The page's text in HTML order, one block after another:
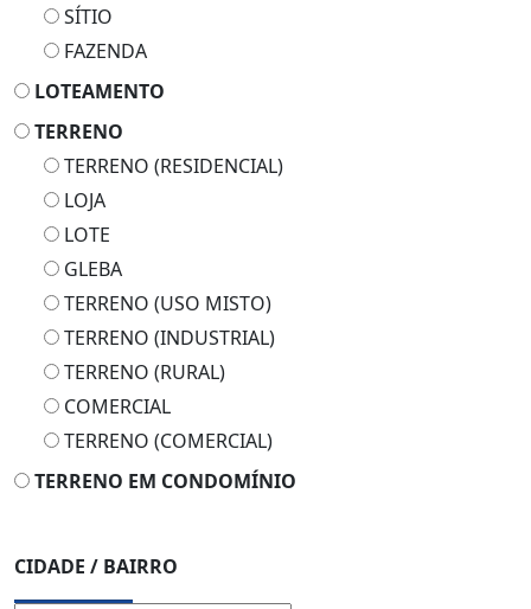
SÍTIO
FAZENDA
LOTEAMENTO
TERRENO
TERRENO (RESIDENCIAL)
LOJA
LOTE
GLEBA
TERRENO (USO MISTO)
TERRENO (INDUSTRIAL)
TERRENO (RURAL)
COMERCIAL
TERRENO (COMERCIAL)
TERRENO EM CONDOMÍNIO
CIDADE / BAIRRO